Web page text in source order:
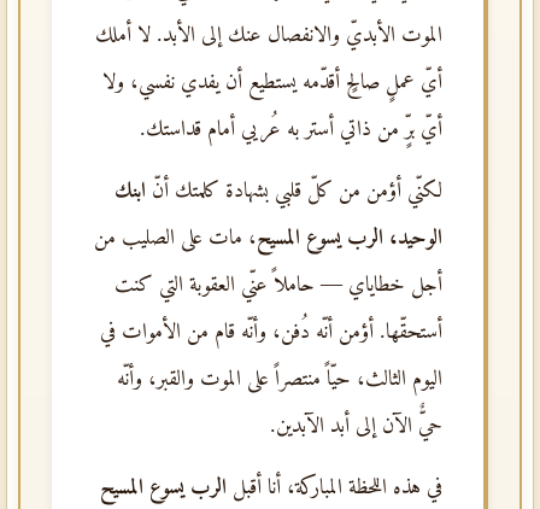
الموت الأبديّ والانفصال عنك إلى الأبد. لا أملك
أيّ عملٍ صالحٍ أقدّمه يستطيع أن يفدي نفسي، ولا
أيّ برٍّ من ذاتي أستر به عُريي أمام قداستك.
لكنّي أؤمن من كلّ قلبي بشهادة كلمتك أنّ ابنك
الوحيد، الرب يسوع المسيح، مات على الصليب من
أجل خطاياي — حاملاً عنّي العقوبة التي كنت
أستحقّها. أؤمن أنّه دُفن، وأنّه قام من الأموات في
اليوم الثالث، حيّاً منتصراً على الموت والقبر، وأنّه
حيٌّ الآن إلى أبد الآبدين.
في هذه اللحظة المباركة، أنا أقبل الرب يسوع المسيح